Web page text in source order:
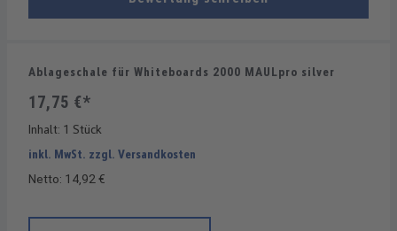
Ablageschale für Whiteboards 2000 MAULpro silver
17,75 €*
Inhalt: 1 Stück
inkl. MwSt. zzgl. Versandkosten
Netto: 14,92 €